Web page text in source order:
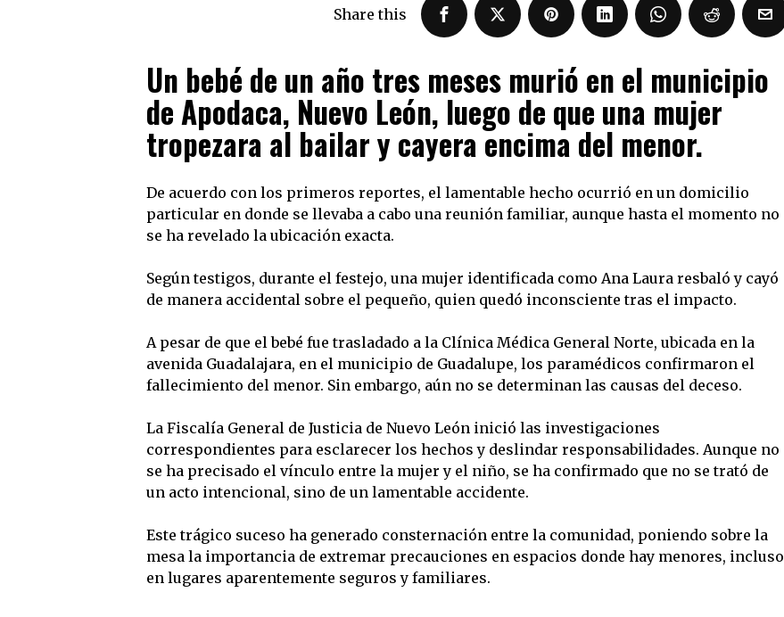
Share this
Un bebé de un año tres meses murió en el municipio
de Apodaca, Nuevo León, luego de que una mujer
tropezara al bailar y cayera encima del menor.
De acuerdo con los primeros reportes, el lamentable hecho ocurrió en un domicilio
particular en donde se llevaba a cabo una reunión familiar, aunque hasta el momento no
se ha revelado la ubicación exacta.
Según testigos, durante el festejo, una mujer identificada como Ana Laura resbaló y cayó
de manera accidental sobre el pequeño, quien quedó inconsciente tras el impacto.
A pesar de que el bebé fue trasladado a la Clínica Médica General Norte, ubicada en la
avenida Guadalajara, en el municipio de Guadalupe, los paramédicos confirmaron el
fallecimiento del menor. Sin embargo, aún no se determinan las causas del deceso.
La Fiscalía General de Justicia de Nuevo León inició las investigaciones
correspondientes para esclarecer los hechos y deslindar responsabilidades. Aunque no
se ha precisado el vínculo entre la mujer y el niño, se ha confirmado que no se trató de
un acto intencional, sino de un lamentable accidente.
Este trágico suceso ha generado consternación entre la comunidad, poniendo sobre la
mesa la importancia de extremar precauciones en espacios donde hay menores, incluso
en lugares aparentemente seguros y familiares.